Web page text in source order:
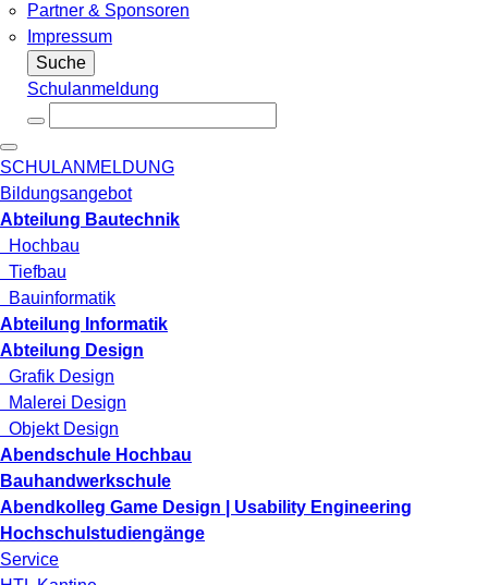
Partner & Sponsoren
Impressum
Suche
Schulanmeldung
SCHULANMELDUNG
Bildungsangebot
Abteilung Bautechnik
Hochbau
Tiefbau
Bauinformatik
Abteilung Informatik
Abteilung Design
Grafik Design
Malerei Design
Objekt Design
Abendschule Hochbau
Bauhandwerkschule
Abendkolleg Game Design | Usability Engineering
Hochschulstudiengänge
Service